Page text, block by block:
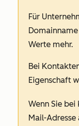
Für
Domainname
Werte mehr.
Bei
Eigenschaft
Wenn Sie bei
Mail-Adresse